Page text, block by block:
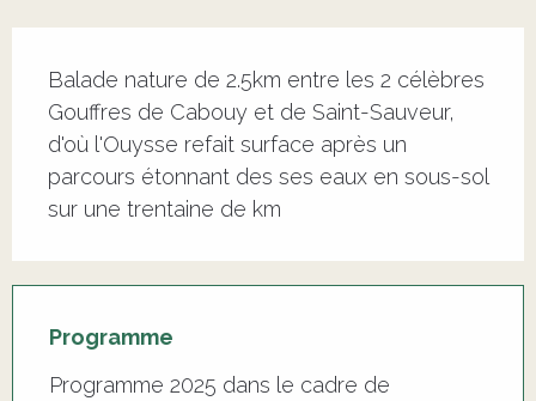
Balade nature de 2.5km entre les 2 célèbres
Gouffres de Cabouy et de Saint-Sauveur,
d'où l'Ouysse refait surface après un
parcours étonnant des ses eaux en sous-sol
sur une trentaine de km
Programme
Programme 2025 dans le cadre de